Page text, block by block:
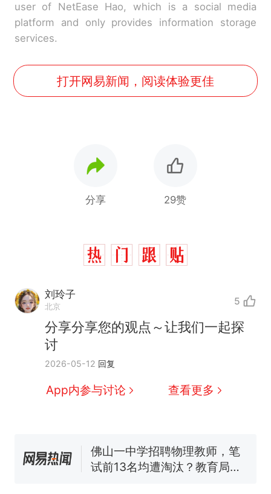
user of NetEase Hao, which is a social media
platform and only provides information storage
services.
打开网易新闻，阅读体验更佳
分享 29赞
刘玲子
北京 5
分享分享您的观点～让我们一起探
讨
2026-05-12 回复
App内参与讨论 查看更多
因老师一句“跟我回家”改写了
号，仅凭视频评出？中国烹饪
试前13名均遭淘汰？教育局：
已叫停招聘，成立调查组全面
台风"白海豚"中心附近最大风